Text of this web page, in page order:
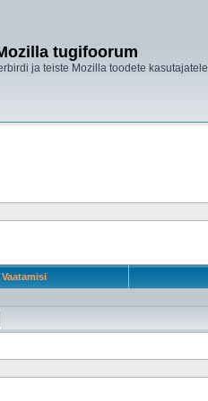
tugifoorum
ja teiste Mozilla toodete kasutajatele
Vaatamisi